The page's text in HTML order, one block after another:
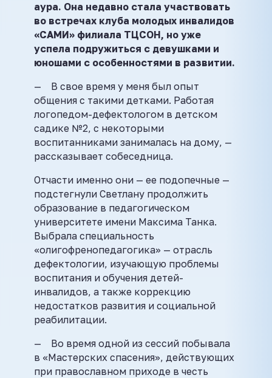
аура. Она недавно стала участвовать
во встречах клуба молодых инвалидов
«САМИ» филиала ТЦСОН, но уже
успела подружиться с девушками и
юношами с особенностями в развитии.
— В свое время у меня был опыт
общения с такими детками. Работая
логопедом-дефектологом в детском
садике №2, с некоторыми
воспитанниками занималась на дому, —
рассказывает собеседница.
Отчасти именно они — ее подопечные —
подстегнули Светлану продолжить
образование в педагогическом
университете имени Максима Танка.
Выбрала специальность
«олигофренопедагогика» — отрасль
дефектологии, изучающую проблемы
воспитания и обучения детей-
инвалидов, а также коррекцию
недостатков развития и социальной
реабилитации.
— Во время одной из сессий побывала
в «Мастерских спасения», действующих
при православном приходе в честь